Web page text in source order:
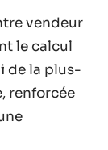
vendeur
le calcul
de la plus-
renforcée